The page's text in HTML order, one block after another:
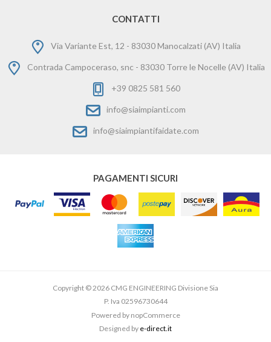
CONTATTI
Via Variante Est, 12 - 83030 Manocalzati (AV) Italia
Contrada Campoceraso, snc - 83030 Torre le Nocelle (AV) Italia
+39 0825 581 560
info@siaimpianti.com
info@siaimpiantifaidate.com
PAGAMENTI SICURI
Copyright © 2026 CMG ENGINEERING Divisione Sia
P. Iva 02596730644
Powered by nopCommerce
Designed by e-direct.it